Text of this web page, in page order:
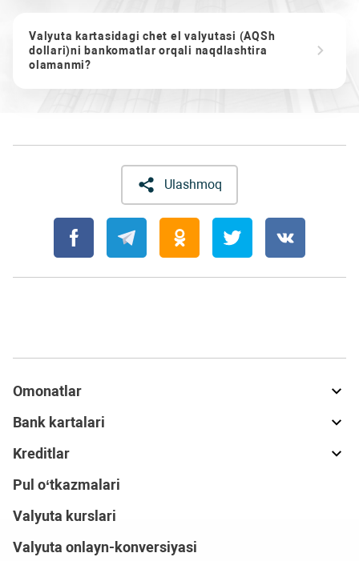
Valyuta kartasidagi chet el valyutasi (AQSh
dollari)ni bankomatlar orqali naqdlashtira
olamanmi?
Ulashmoq
Omonatlar
Bank kartalari
Kreditlar
Pul o‘tkazmalari
Valyuta kurslari
Valyuta onlayn-konversiyasi